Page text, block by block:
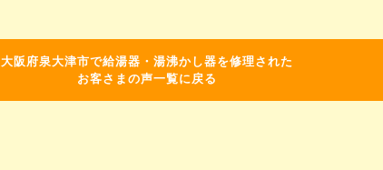
大阪府泉大津市で給湯器・湯沸かし器を修理された
お客さまの声一覧に戻る